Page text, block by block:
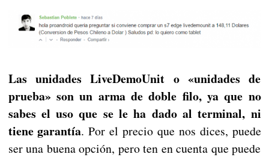
Las unidades LiveDemoUnit o «unidades de
prueba» son un arma de doble filo, ya que no
sabes el uso que se le ha dado al terminal, ni
tiene garantía. Por el precio que nos dices, puede
ser una buena opción, pero ten en cuenta que puede